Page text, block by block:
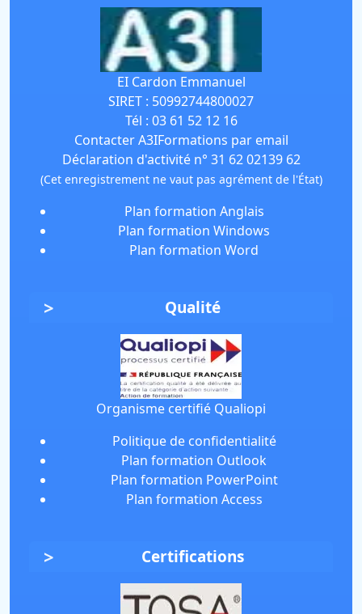
EI Cardon Emmanuel
SIRET : 50992744800027
Tél : 03 61 52 12 16
Contacter A3IFormations par email
Déclaration d'activité n° 31 62 02139 62
(Cet enregistrement ne vaut pas agrément de l'État)
Plan formation Anglais
Plan formation Windows
Plan formation Word
Qualité
Organisme certifié Qualiopi
Politique de confidentialité
Plan formation Outlook
Plan formation PowerPoint
Plan formation Access
Certifications